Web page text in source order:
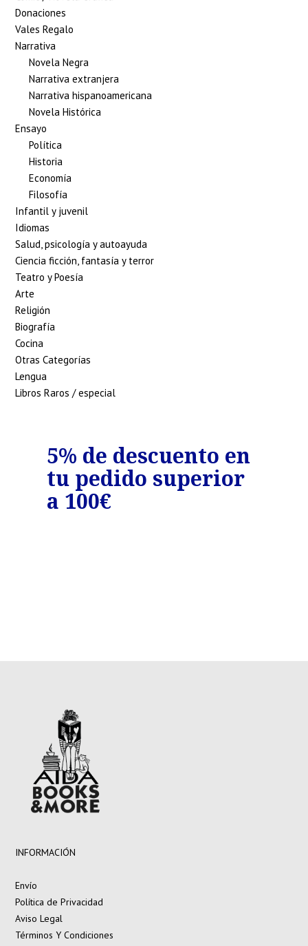
Donaciones
Vales Regalo
Narrativa
Novela Negra
Narrativa extranjera
Narrativa hispanoamericana
Novela Histórica
Ensayo
Política
Historia
Economía
Filosofía
Infantil y juvenil
Idiomas
Salud, psicología y autoayuda
Ciencia ficción, fantasía y terror
Teatro y Poesía
Arte
Religión
Biografía
Cocina
Otras Categorías
Lengua
Libros Raros / especial
5% de descuento en
tu pedido superior
a 100€
INFORMACIÓN
Envío
Política de Privacidad
Aviso Legal
Términos Y Condiciones